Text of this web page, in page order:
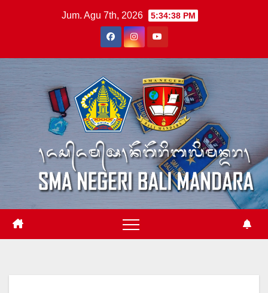
Jum. Agu 7th, 2026 5:34:38 PM